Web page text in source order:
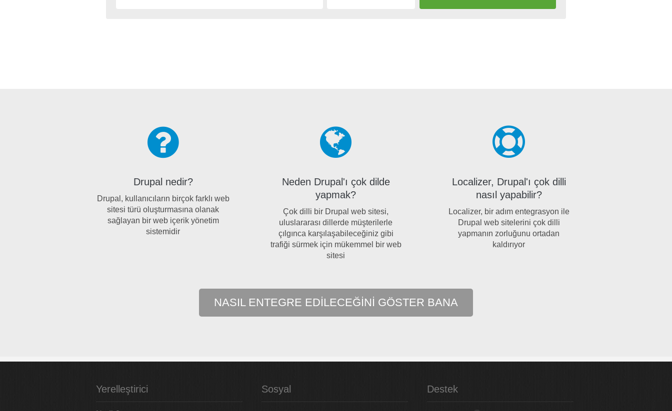
Drupal nedir?
Drupal, kullanıcıların birçok farklı web
sitesi türü oluşturmasına olanak
sağlayan bir web içerik yönetim
sistemidir
Neden Drupal'ı çok dilde
yapmak?
Çok dilli bir Drupal web sitesi,
uluslararası dillerde müşterilerle
çılgınca karşılaşabileceğiniz gibi
trafiği sürmek için mükemmel bir web
sitesi
Localizer, Drupal'ı çok dilli
nasıl yapabilir?
Localizer, bir adım entegrasyon ile
Drupal web sitelerini çok dilli
yapmanın zorluğunu ortadan
kaldırıyor
NASIL ENTEGRE EDILECEĞINI GÖSTER BANA
Yerelleştirici Sosyal Destek